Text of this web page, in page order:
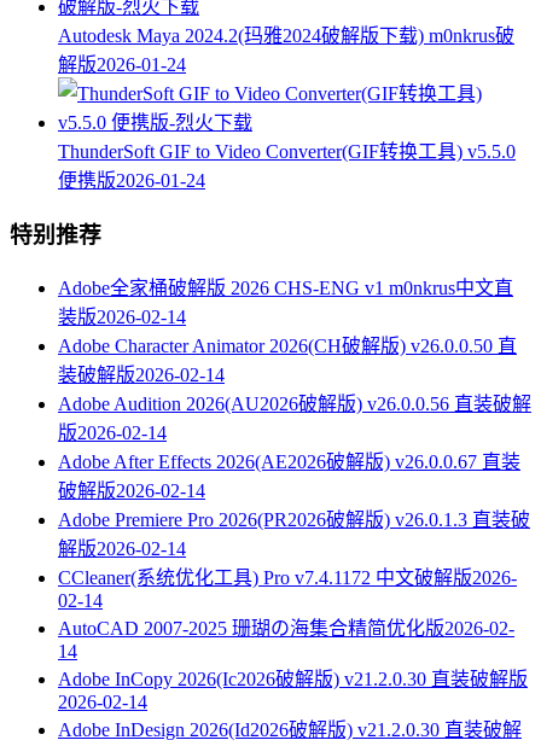
Autodesk Maya 2024.2(玛雅2024破解版下载) m0nkrus破
解版2026-01-24
ThunderSoft GIF to Video Converter(GIF转换工具) v5.5.0
便携版2026-01-24
特别推荐
Adobe全家桶破解版 2026 CHS-ENG v1 m0nkrus中文直
装版2026-02-14
Adobe Character Animator 2026(CH破解版) v26.0.0.50 直
装破解版2026-02-14
Adobe Audition 2026(AU2026破解版) v26.0.0.56 直装破解
版2026-02-14
Adobe After Effects 2026(AE2026破解版) v26.0.0.67 直装
破解版2026-02-14
Adobe Premiere Pro 2026(PR2026破解版) v26.0.1.3 直装破
解版2026-02-14
CCleaner(系统优化工具) Pro v7.4.1172 中文破解版2026-
02-14
AutoCAD 2007-2025 珊瑚の海集合精简优化版2026-02-
14
Adobe InCopy 2026(Ic2026破解版) v21.2.0.30 直装破解版
2026-02-14
Adobe InDesign 2026(Id2026破解版) v21.2.0.30 直装破解